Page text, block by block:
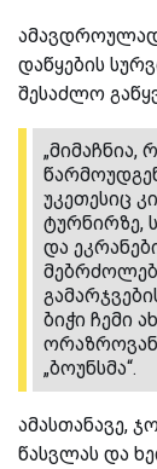
დაწყების
შესაძლო
უკეთესიც
ტურნირზე,
და
ბიჭი ჩემი
„ბოუნსმა“.
ამასთანავე,
წასვლას და